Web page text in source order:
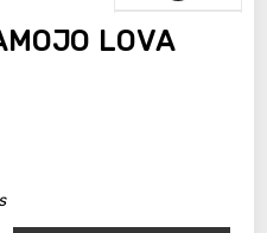
LOVA